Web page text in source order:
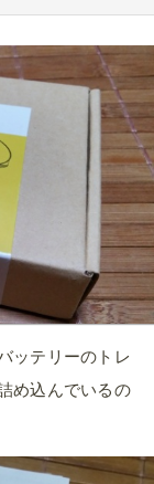
ッテリーのトレ
め込んでいるの